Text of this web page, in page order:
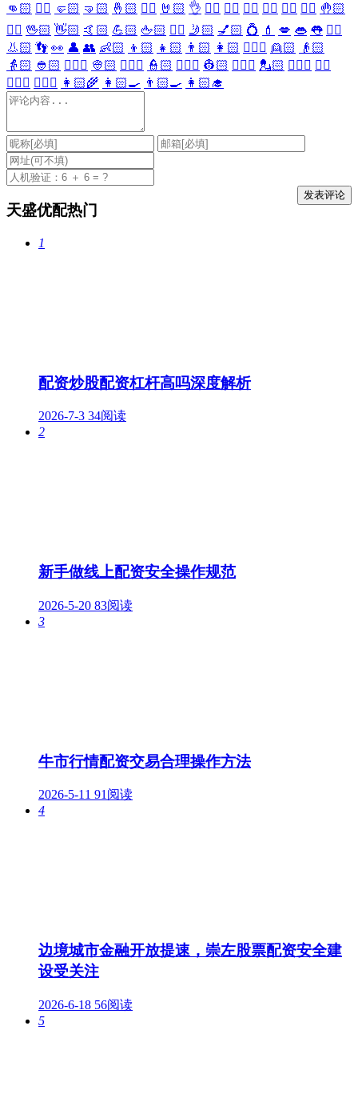
👊🏻 ✊🏻 🤛🏻 🤜🏻 🤞🏻 ✌🏻 🤘🏻 👌 👈🏻 👉🏻 👆🏻 👇🏻 ☝🏻 ✋🏻 🤚🏻
🖐🏻 🖖🏻 👋🏻 🤙🏻 💪🏻 🖕🏻 ✍🏻 🤳🏻 💅🏻 💍 💄 💋 👄 👅 👂🏻
👃🏻 👣 👀 👤 👥 👶🏻 👦🏻 👧🏻 👨🏻 👩🏻 👱🏻‍♀️ 👱🏻
👴🏻
👵🏻 👲🏻 👳🏻‍♀️ 👳🏻 👮🏻‍♀️ 👮🏻 👷🏻‍♀️ 👷🏻 💂🏻‍♀️ 💂🏻 🕵🏻‍♀️ 🕵🏻
👩🏻‍⚕️ 👨🏻‍⚕️ 👩🏻‍🌾 👩🏻‍🍳 👨🏻‍🍳 👩🏻‍🎓
天盛优配热门
1
配资炒股配资杠杆高吗深度解析
2026-7-3 34阅读
2
新手做线上配资安全操作规范
2026-5-20 83阅读
3
牛市行情配资交易合理操作方法
2026-5-11 91阅读
4
边境城市金融开放提速，崇左股票配资安全建
设受关注
2026-6-18 56阅读
5